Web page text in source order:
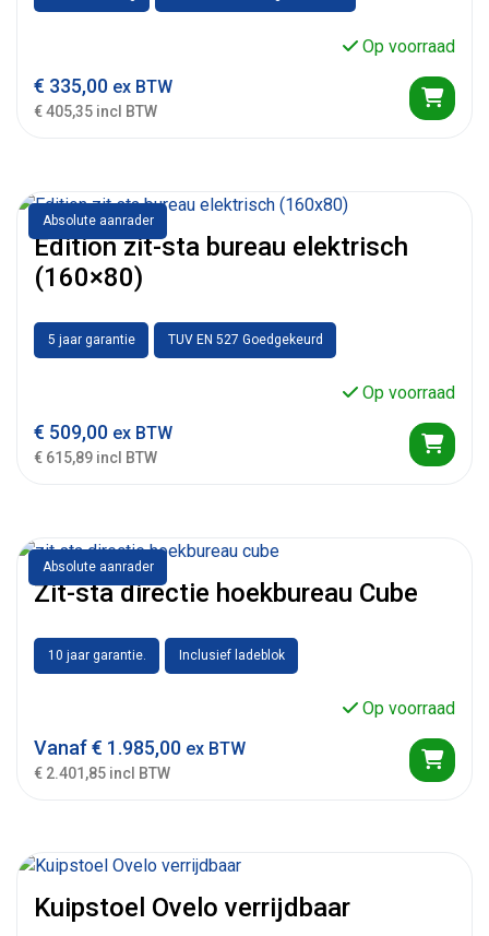
Op voorraad
€ 335,00 ex BTW
€ 405,35 incl BTW
Absolute aanrader
Edition zit-sta bureau elektrisch
(160×80)
5 jaar garantie TUV EN 527 Goedgekeurd
Op voorraad
€ 509,00 ex BTW
€ 615,89 incl BTW
Absolute aanrader
Zit-sta directie hoekbureau Cube
10 jaar garantie. Inclusief ladeblok
Op voorraad
Vanaf€ 1.985,00 ex BTW
€ 2.401,85 incl BTW
Kuipstoel Ovelo verrijdbaar